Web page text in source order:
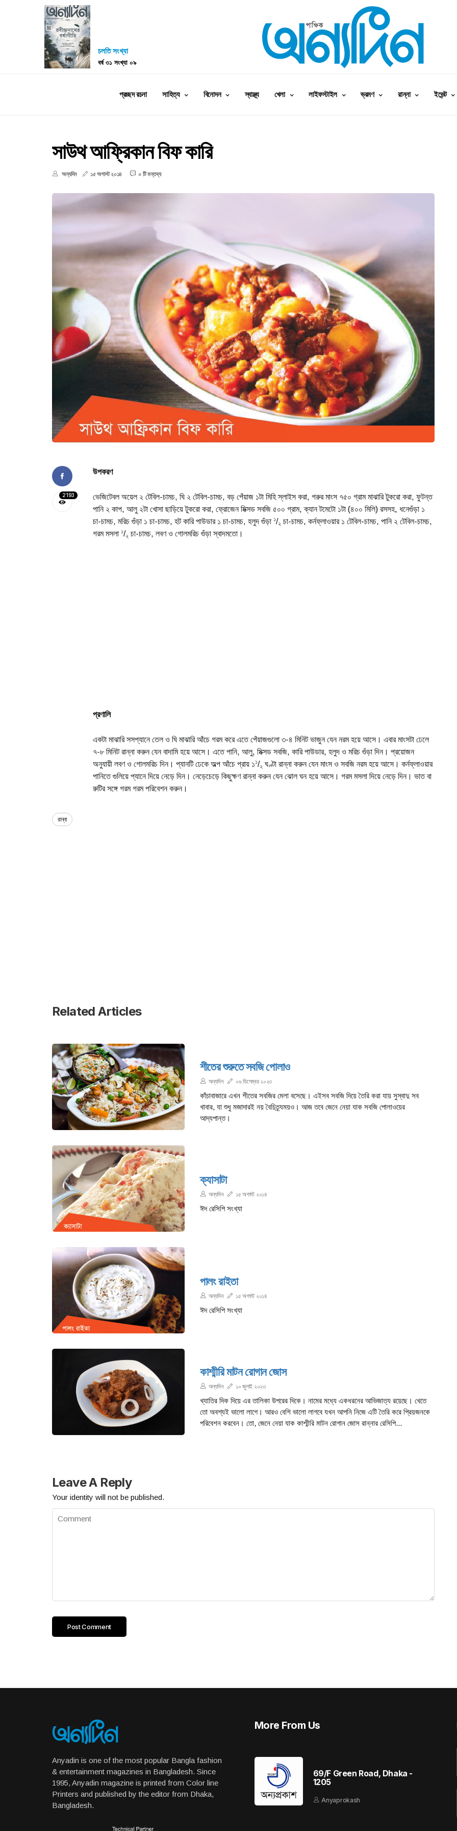
চলতি সংখ্যা
বর্ষ ৩১ সংখ্যা ০৯
প্রচ্ছদ রচনা সাহিত্য বিনোদন স্বাস্থ্য খেলা লাইফস্টাইল ভ্রমণ রান্না ইভেন্ট
সাউথ আফ্রিকান বিফ কারি
অন্যদিন ১৫ অগাস্ট ২০১৪ ০ টি মন্তব্য
2193
উপকরণ
ভেজিটেবল অয়েল ২ টেবিল-চামচ, ঘি ২ টেবিল-চামচ, বড় পেঁয়াজ ১টা মিহি স্লাইস করা, গরুর মাংস ৭৫০ গ্রাম মাঝারি টুকরো করা, ফুটন্ত
পানি ২ কাপ, আলু ২টা খোসা ছাড়িয়ে টুকরো করা, ফ্রোজেন মিক্সড সবজি ৫০০ গ্রাম, ক্যান টমেটো ১টা (৪০০ মিলি) রসসহ, ধনেগুঁড়া ১
চা-চামচ, মরিচ গুঁড়া ১ চা-চামচ, হট কারি পাউডার ১ চা-চামচ, হলুদ গুঁড়া ১/২ চা-চামচ, কর্নফ্লাওয়ার ১ টেবিল-চামচ, পানি ২ টেবিল-চামচ,
গরম মসলা ১/২ চা-চামচ, লবণ ও গোলমরিচ গুঁড়া স্বাদমতো।
প্রণালি
একটা মাঝারি সসপ্যানে তেল ও ঘি মাঝারি আঁচে গরম করে এতে পেঁয়াজগুলো ৩-৪ মিনিট ভাজুন যেন নরম হয়ে আসে। এবার মাংসটা ঢেলে
৭-৮ মিনিট রান্না করুন যেন বাদামি হয়ে আসে। এতে পানি, আলু, মিক্সড সবজি, কারি পাউডার, হলুদ ও মরিচ গুঁড়া দিন। প্রয়োজন
অনুযায়ী লবণ ও গোলমরিচ দিন। প্যানটি ঢেকে অল্প আঁচে প্রায় ১১/২ ঘণ্টা রান্না করুন যেন মাংস ও সবজি নরম হয়ে আসে। কর্নফ্লাওয়ার
পানিতে গুলিয়ে প্যানে দিয়ে নেড়ে দিন। নেড়েচেড়ে কিছুক্ষণ রান্না করুন যেন ঝোল ঘন হয়ে আসে। গরম মসলা দিয়ে নেড়ে দিন। ভাত বা
রুটির সঙ্গে গরম গরম পরিবেশন করুন।
রান্না
Related Articles
শীতের শুরুতে সবজি পোলাও
অন্যদিন ০৬ ডিসেম্বর ২০২৩
কাঁচাবাজারে এখন শীতের সবজির মেলা বসেছে। এইসব সবজি দিয়ে তৈরি করা যায় সুস্বাদু সব
খাবার, যা শুধু মজাদারই নয় বৈচিত্র্যময়ও। আজ তবে জেনে নেয়া যাক সবজি পোলাওয়ের
আদ্যপান্ত।
ক্যাসাটা
অন্যদিন ১৫ অগাস্ট ২০১৪
ঈদ রেসিপি সংখ্যা
পালং রাইতা
অন্যদিন ১৫ অগাস্ট ২০১৪
ঈদ রেসিপি সংখ্যা
কাশ্মীরি মাটন রোগান জোস
অন্যদিন ১০ জুলাই ২০২৩
খ্যাতির দিক দিয়ে এর তালিকা উপরের দিকে। নামের মধ্যে একধরনের আভিজাত্য রয়েছে। খেতে
তো অবশ্যই ভালো লাগে। আরও বেশি ভালো লাগবে যখন আপনি নিজে এটি তৈরি করে প্রিয়জনকে
পরিবেশন করবেন। তো, জেনে নেয়া যাক কাশ্মীরি মাটন রোগান জোস রান্নার রেসিপি...
Leave A Reply
Your identity will not be published.
Anyadin is one of the most popular Bangla fashion
& entertainment magazines in Bangladesh. Since
1995, Anyadin magazine is printed from Color line
Printers and published by the editor from Dhaka,
Bangladesh.
More From Us
69/F Green Road, Dhaka -
1205
Anyaprokash